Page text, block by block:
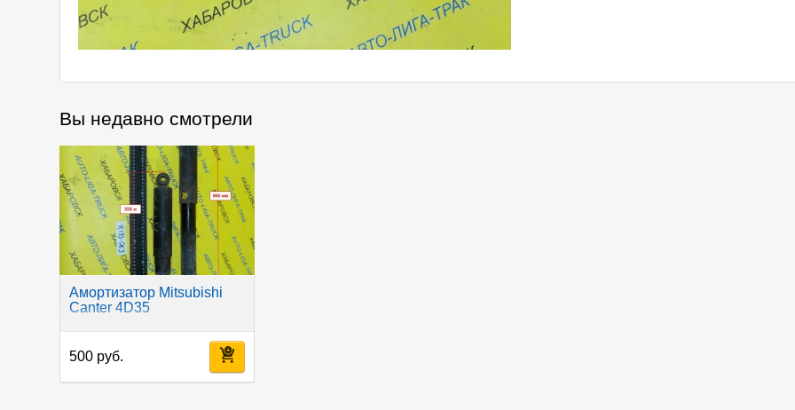
Вы недавно смотрели
Амортизатор Mitsubishi
Canter 4D35
500 руб.